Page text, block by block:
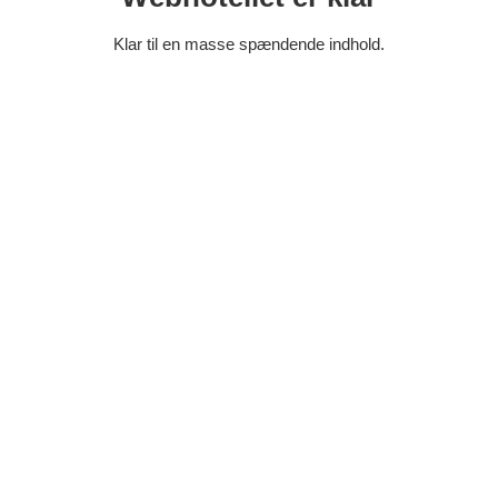
Klar til en masse spændende indhold.